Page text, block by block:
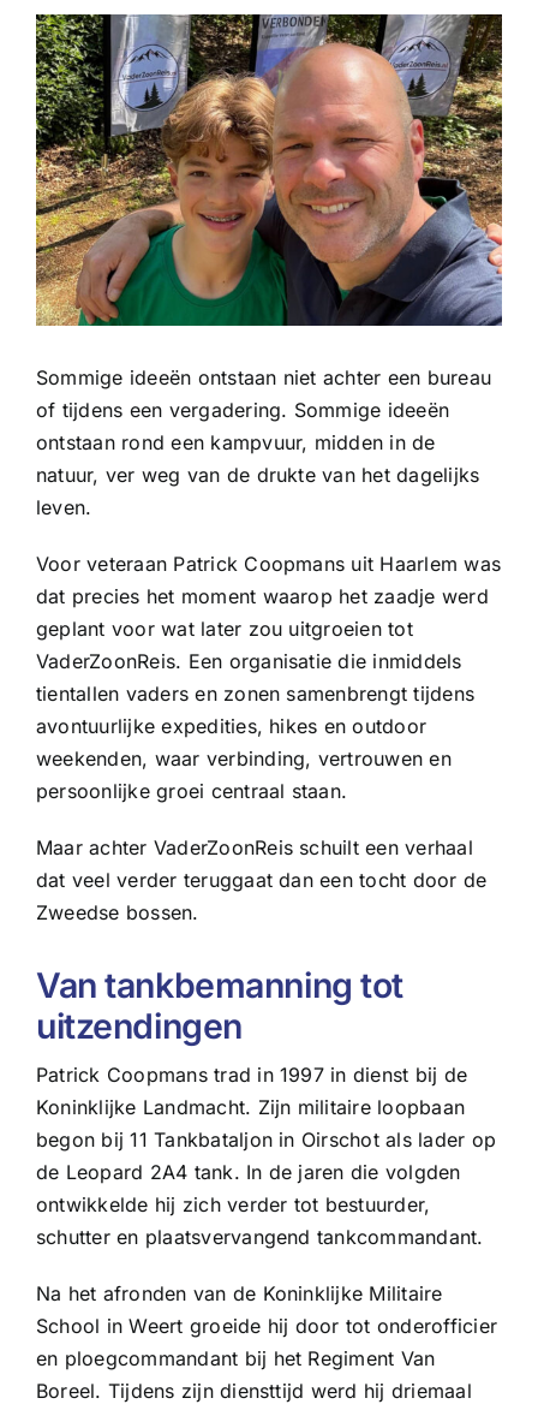
Bekijk
grotere
afbeelding
Sommige ideeën ontstaan niet achter een bureau
of tijdens een vergadering. Sommige ideeën
ontstaan rond een kampvuur, midden in de
natuur, ver weg van de drukte van het dagelijks
leven.
Voor veteraan Patrick Coopmans uit Haarlem was
dat precies het moment waarop het zaadje werd
geplant voor wat later zou uitgroeien tot
VaderZoonReis. Een organisatie die inmiddels
tientallen vaders en zonen samenbrengt tijdens
avontuurlijke expedities, hikes en outdoor
weekenden, waar verbinding, vertrouwen en
persoonlijke groei centraal staan.
Maar achter VaderZoonReis schuilt een verhaal
dat veel verder teruggaat dan een tocht door de
Zweedse bossen.
Van tankbemanning tot
uitzendingen
Patrick Coopmans trad in 1997 in dienst bij de
Koninklijke Landmacht. Zijn militaire loopbaan
begon bij 11 Tankbataljon in Oirschot als lader op
de Leopard 2A4 tank. In de jaren die volgden
ontwikkelde hij zich verder tot bestuurder,
schutter en plaatsvervangend tankcommandant.
Na het afronden van de Koninklijke Militaire
School in Weert groeide hij door tot onderofficier
en ploegcommandant bij het Regiment Van
Boreel. Tijdens zijn diensttijd werd hij driemaal